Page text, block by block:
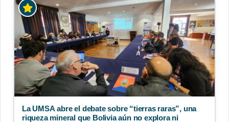
La UMSA abre el debate sobre “tierras raras”, una
riqueza mineral que Bolivia aún no explora ni